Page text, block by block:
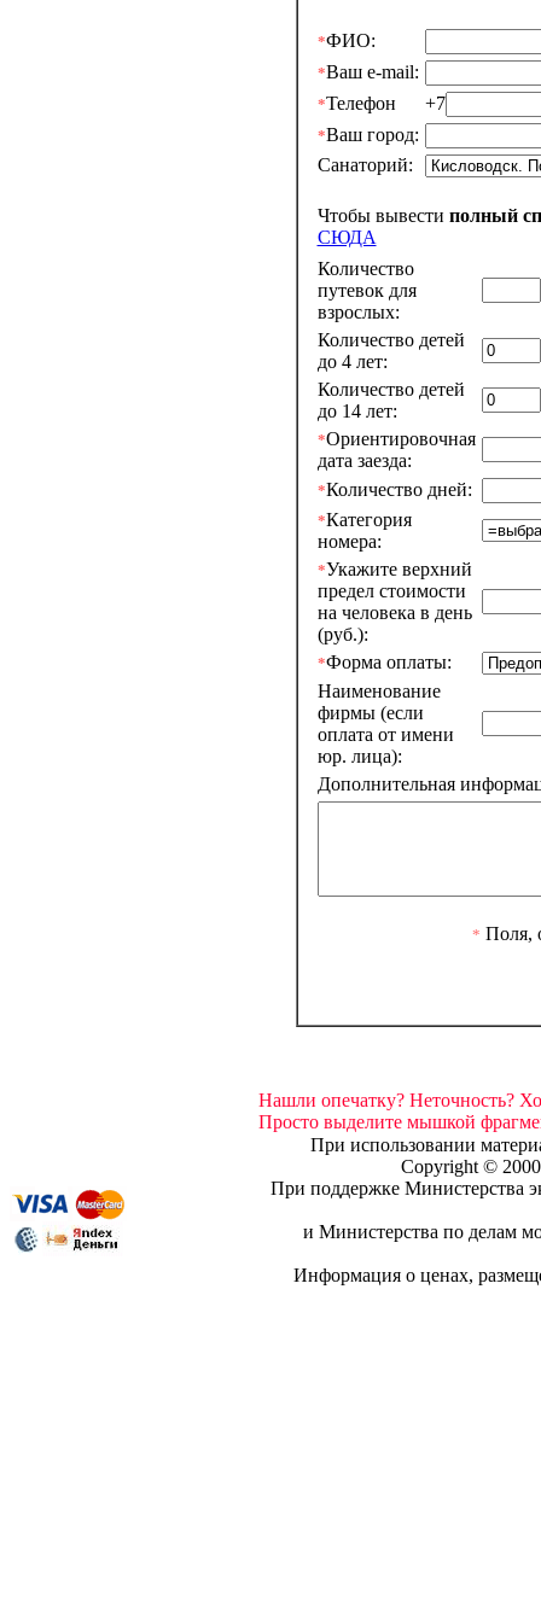
*ФИО:
*Ваш e-mail:
*Телефон +7
*Ваш город:
Санаторий:
Чтобы вывести полный
СЮДА
Количество
путевок для
взрослых:
Количество детей
до 4 лет:
Количество детей
до 14 лет:
*Ориентировочная
дата заезда:
*Количество дней:
*Категория
номера:
*Укажите верхний
предел стоимости
на человека в день
(руб.):
*Форма оплаты:
Наименование
фирмы (если
оплата от имени
юр. лица):
Дополнительная
* Поля,
Нашли опечатку? Неточность?
Просто выделите мышкой
При использовании
Copyright ©
При поддержке Министерства
и Министерства по делам
Информация о ценах,